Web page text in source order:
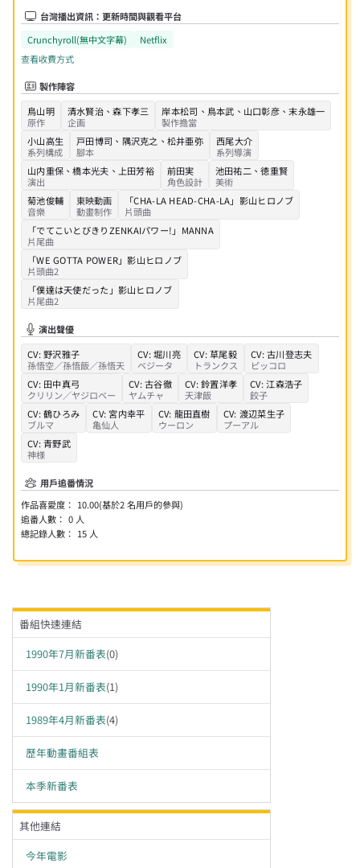
台灣播出資訊：更新時間與觀看平台
Crunchyroll(無中文字幕)
Netflix
查看收費方式
製作陣容
鳥山明
原作
清水賢治、森下孝三
企画
岸本松司 、 鳥本武 、 山口彰彦 、末永雄一
製作擔當
小山高生
系列構成
戸田博司 、 隅沢克之 、 松井亜弥
腳本
西尾大介
系列導演
山内重保 、橋本光夫 、 上田芳裕
演出
前田実
角色設計
池田祐二 、徳重賢
美術
菊池俊輔
音樂
東映動画
動畫制作
「CHA-LA HEAD-CHA-LA」 影山ヒロノブ
片頭曲
「でてこいとびきりZENKAIパワー!」 MANNA
片尾曲
「WE GOTTA POWER」影山ヒロノブ
片頭曲2
「僕達は天使だった」 影山ヒロノブ
片尾曲2
演出聲優
CV: 野沢雅子
孫悟空／孫悟飯／孫悟天
CV: 堀川亮
ベジータ
CV: 草尾毅
トランクス
CV: 古川登志夫
ピッコロ
CV: 田中真弓
クリリン／ヤジロベー
CV: 古谷徹
ヤムチャ
CV: 鈴置洋孝
天津飯
CV: 江森浩子
餃子
CV: 鶴ひろみ
ブルマ
CV: 宮内幸平
亀仙人
CV: 龍田直樹
ウーロン
CV: 渡辺菜生子
プーアル
CV: 青野武
神様
用戶追番情況
作品喜愛度： 10.00(基於2名用戶的參與)
追番人數： 0 人
總記錄人數： 15 人
番組快速連結
1990年7月新番表(0)
1990年1月新番表(1)
1989年4月新番表(4)
歷年動畫番組表
本季新番表
其他連結
今年電影